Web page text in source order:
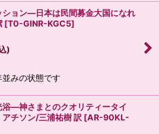
ション―日本は民間募金大国になれ
[T0-GINR-KGC5]
)
みの状態です
浴―神さまとのクオリティータイ
チソン/三浦祐樹 訳 [AR-90KL-